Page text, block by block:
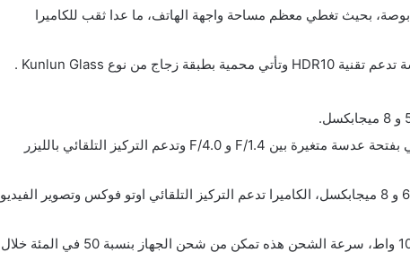
تأتي شاشة الهاتف حجها كبير ومقاسها 6.78 بوصة، بحيث تغطي معظم مساحة واجهة الهاتف، ما عدا ثقب للكاميرا
الكاميرا الأساسية للهاتف هواوي نوفا 11 الترا تأتي بفتحة عدسة متغيرة بين F/1.4 و F/4.0 وتدعم التركيز التلقائي بالليزر
الهاتف يأتي مزود بكاميرا أمامية ثنائية بدقة 60 و 8 ميجابكسل، الكاميرا تدعم التركيز التلقائي اوتو فوكس وتصوير الفيديو
الهاتف يدعم الشحن السريع للبطارية بقوة 100 واط، سرعة الشحن هذه تمكن من شحن الجهاز بنسبة 50 في المئة خلال